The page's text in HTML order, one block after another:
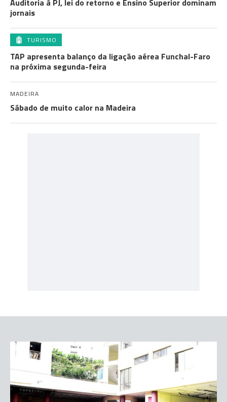
Auditoria à PJ, lei do retorno e Ensino Superior dominam
jornais
TURISMO
TAP apresenta balanço da ligação aérea Funchal-Faro
na próxima segunda-feira
MADEIRA
Sábado de muito calor na Madeira